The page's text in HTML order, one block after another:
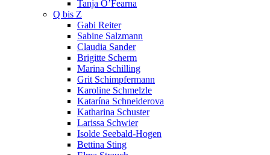
Tanja O’Fearna
Q bis Z
Gabi Reiter
Sabine Salzmann
Claudia Sander
Brigitte Scherm
Marina Schilling
Grit Schimpfermann
Karoline Schmelzle
Katarína Schneiderova
Katharina Schuster
Larissa Schwier
Isolde Seebald-Hogen
Bettina Sting